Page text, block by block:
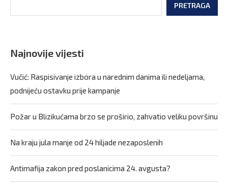
PRETRAGA
Najnovije vijesti
Vučić: Raspisivanje izbora u narednim danima ili nedeljama,
podnijeću ostavku prije kampanje
Požar u Blizikućama brzo se proširio, zahvatio veliku površinu
Na kraju jula manje od 24 hiljade nezaposlenih
Antimafija zakon pred poslanicima 24. avgusta?